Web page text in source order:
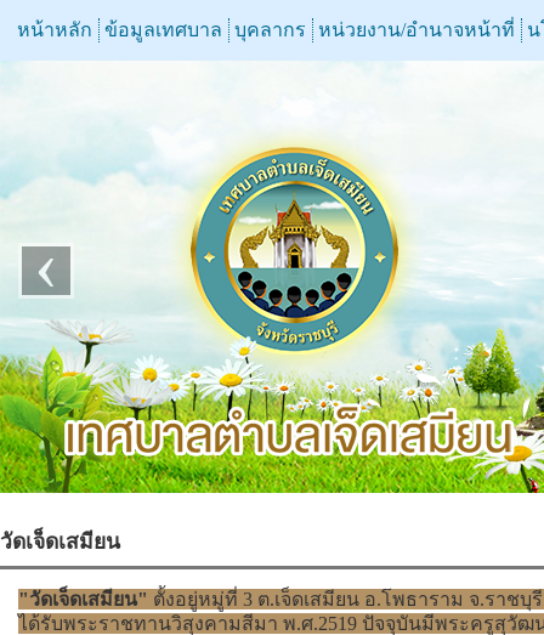
หน้าหลัก ข้อมูลเทศบาล บุคลากร หน่วยงาน/อำนาจหน้าที่ น
‹
วัดเจ็ดเสมียน
"วัดเจ็ดเสมียน" ตั้งอยู่หมู่ที่ 3 ต.เจ็ดเสมียน อ.โพธาราม จ.ราชบุ
ได้รับพระราชทานวิสุงคามสีมา พ.ศ.2519 ปัจจุบันมีพระครูสุวัฒ